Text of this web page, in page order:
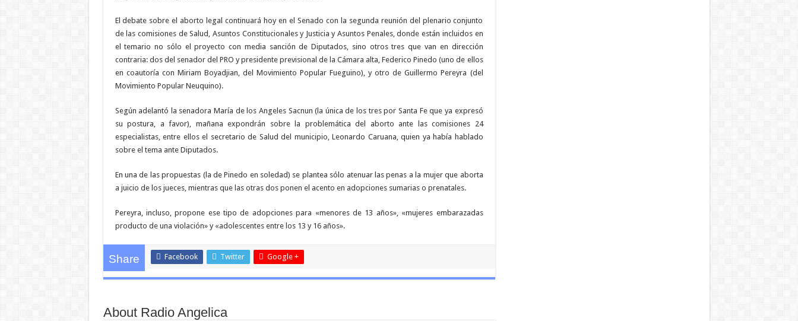
El debate sobre el aborto legal continuará hoy en el Senado con la segunda reunión del plenario conjunto
de las comisiones de Salud, Asuntos Constitucionales y Justicia y Asuntos Penales, donde están incluidos en
el temario no sólo el proyecto con media sanción de Diputados, sino otros tres que van en dirección
contraria: dos del senador del PRO y presidente previsional de la Cámara alta, Federico Pinedo (uno de ellos
en coautoría con Miriam Boyadjian, del Movimiento Popular Fueguino), y otro de Guillermo Pereyra (del
Movimiento Popular Neuquino).
Según adelantó la senadora María de los Angeles Sacnun (la única de los tres por Santa Fe que ya expresó
su postura, a favor), mañana expondrán sobre la problemática del aborto ante las comisiones 24
especialistas, entre ellos el secretario de Salud del municipio, Leonardo Caruana, quien ya había hablado
sobre el tema ante Diputados.
En una de las propuestas (la de Pinedo en soledad) se plantea sólo atenuar las penas a la mujer que aborta
a juicio de los jueces, mientras que las otras dos ponen el acento en adopciones sumarias o prenatales.
Pereyra, incluso, propone ese tipo de adopciones para «menores de 13 años», «mujeres embarazadas
producto de una violación» y «adolescentes entre los 13 y 16 años».
Share Facebook Twitter Google +
About Radio Angelica